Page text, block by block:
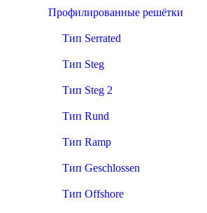
Профилированные решётки
Тип Serrated
Тип Steg
Тип Steg 2
Тип Rund
Тип Ramp
Тип Geschlossen
Тип Offshore